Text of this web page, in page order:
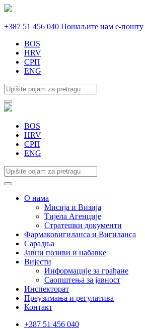
+387 51 456 040 Пошаљите нам е-пошту
BOS
HRV
СРП
ENG
BOS
HRV
СРП
ENG
О нама
Мисија и Визија
Тијела Агенције
Стратешки документи
Фармаковигиланса и Вигиланса
Сарадња
Јавни позиви и набавке
Вијести
Информације за грађане
Саопштења за јавност
Инспекторат
Преузимања и регулатива
Контакт
+387 51 456 040